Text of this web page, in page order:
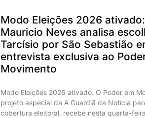
Modo Eleições 2026 ativado:
Mauricio Neves analisa
Tarcísio por São Sebastião
entrevista exclusiva ao
Movimento
Modo Eleições 2026 ativado. O Poder em
projeto especial da A Guardiã da Notícia
cobertura eleitoral, recebe nesta quarta-